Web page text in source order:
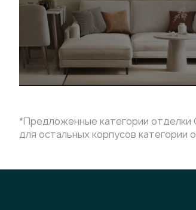
*Предложенные категории отделки
для остальных корпусов категории